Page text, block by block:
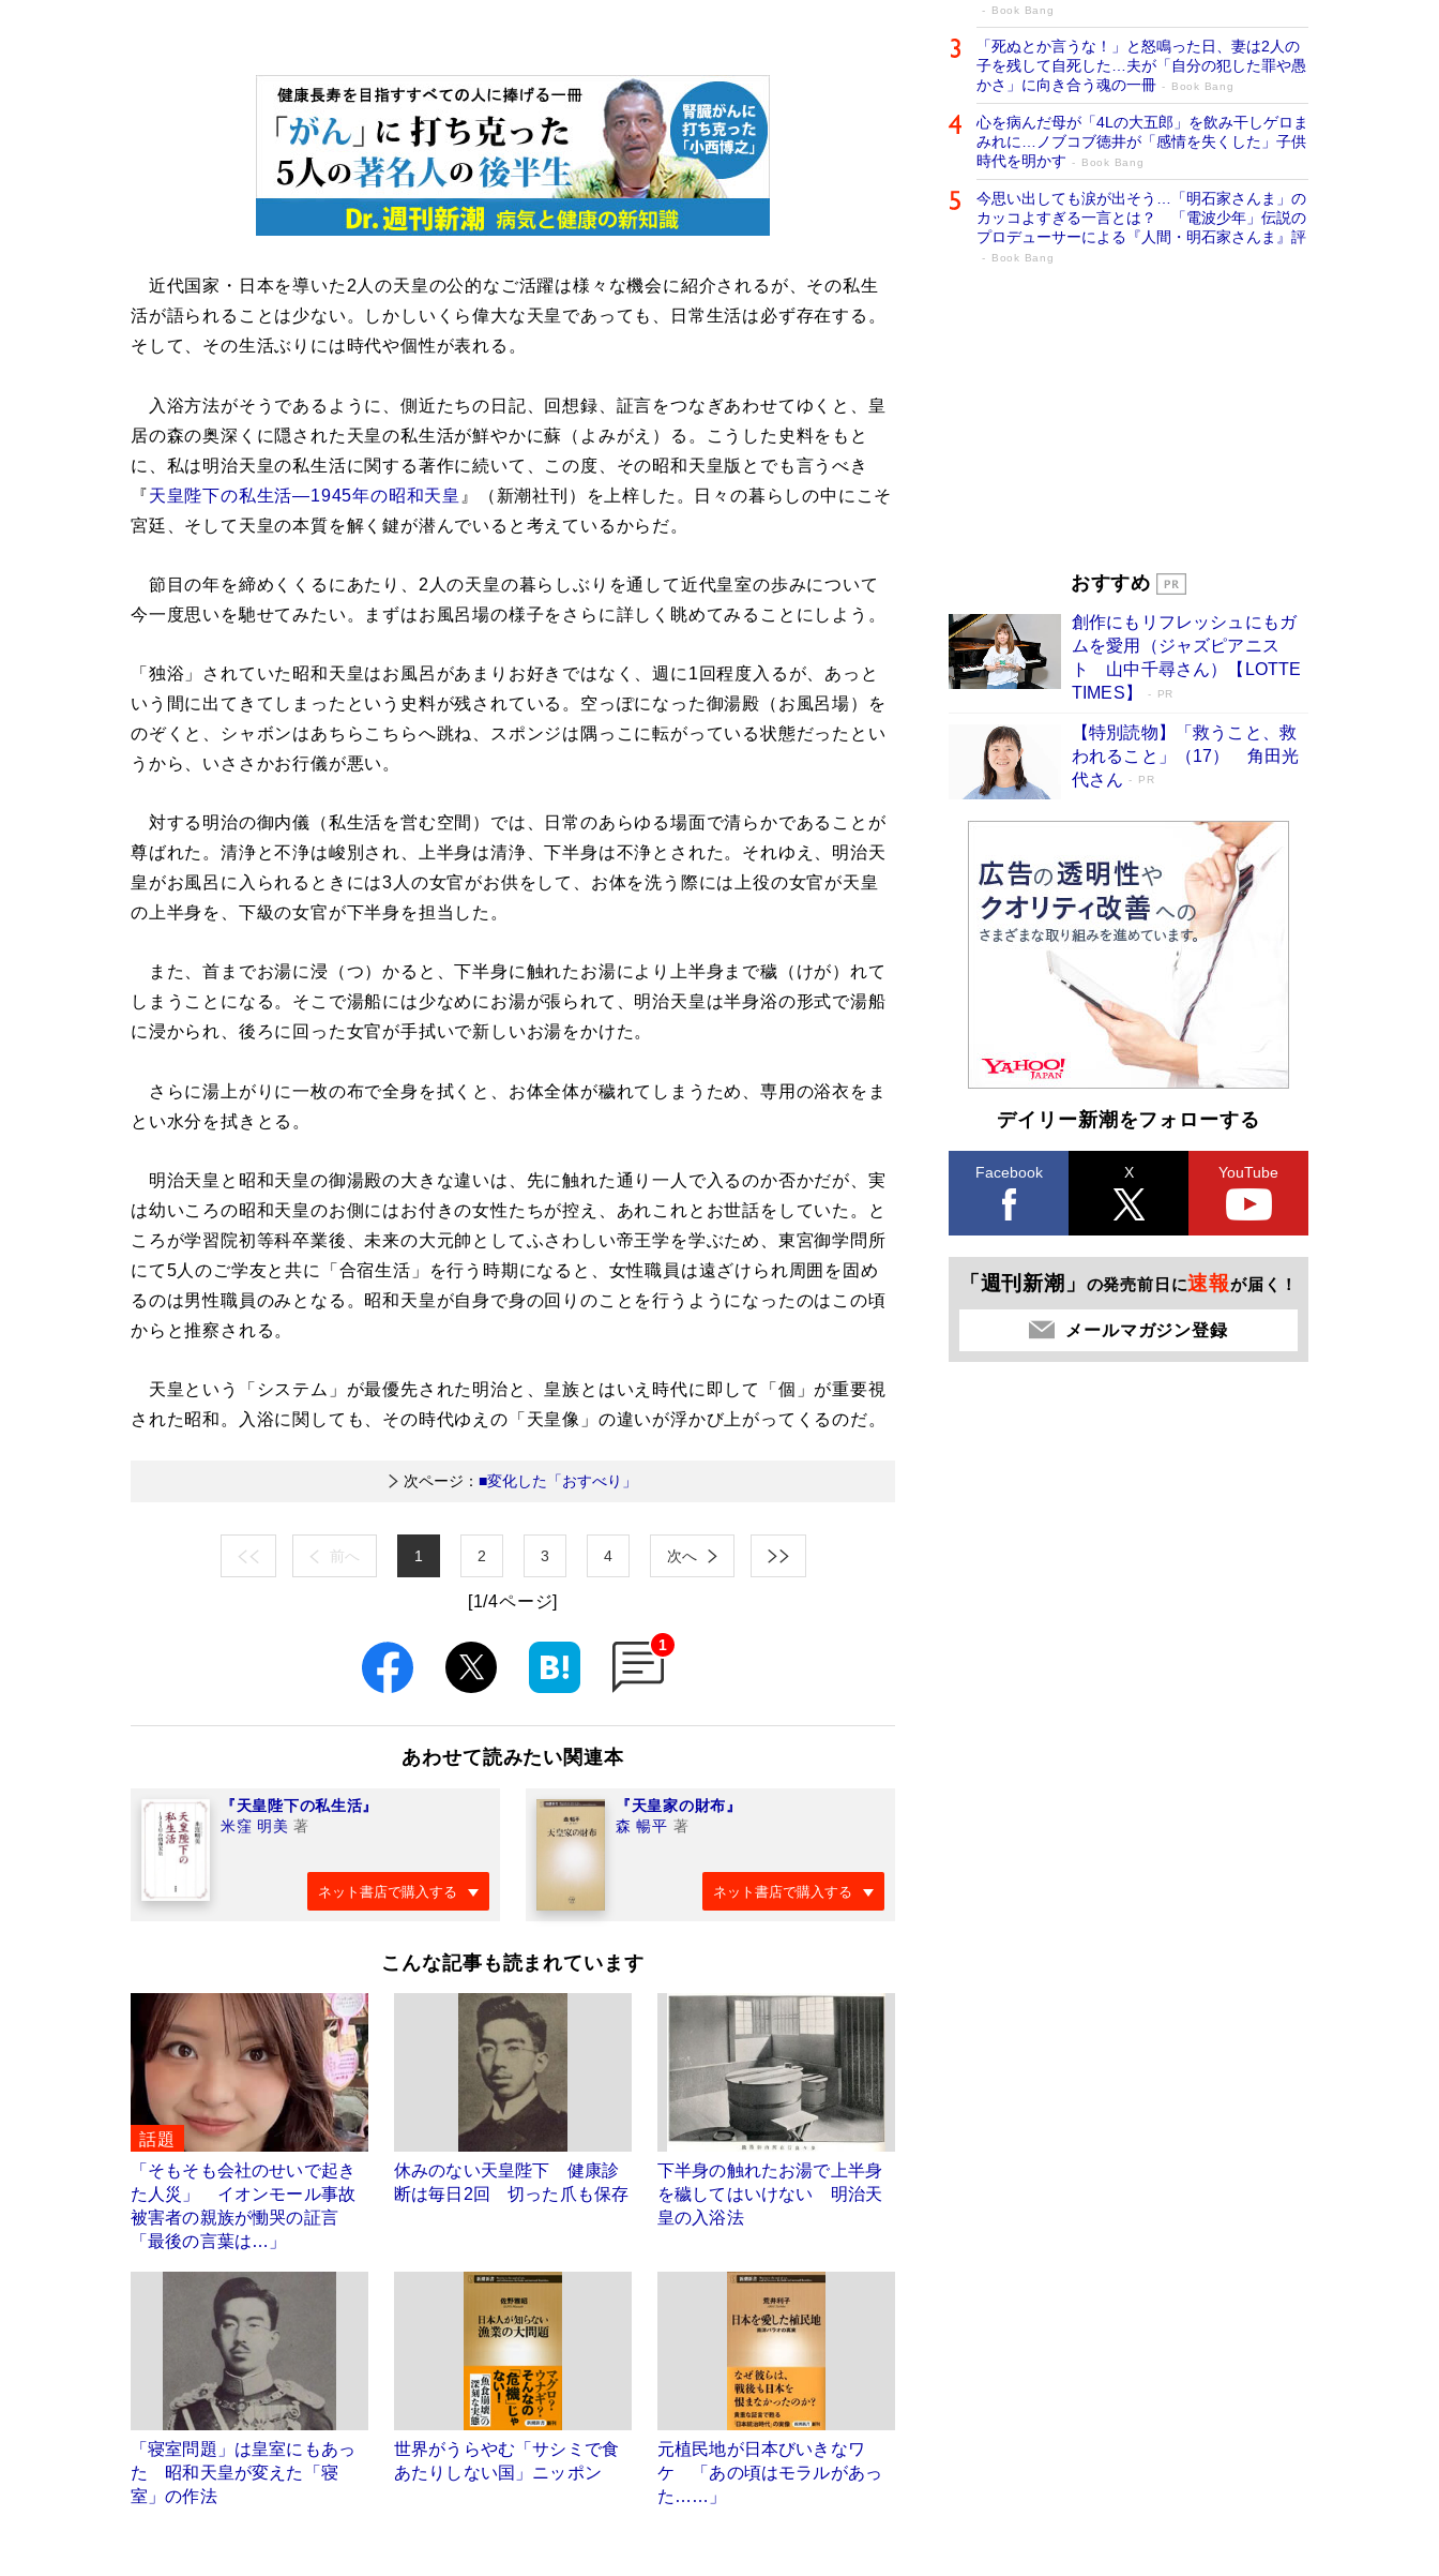
近代国家・日本を導いた2人の天皇の公的なご活躍は様々な機会に紹介されるが、その私生
活が語られることは少ない。しかしいくら偉大な天皇であっても、日常生活は必ず存在する。
そして、その生活ぶりには時代や個性が表れる。
入浴方法がそうであるように、側近たちの日記、回想録、証言をつなぎあわせてゆくと、皇
居の森の奥深くに隠された天皇の私生活が鮮やかに蘇（よみがえ）る。こうした史料をもと
に、私は明治天皇の私生活に関する著作に続いて、この度、その昭和天皇版とでも言うべき
『天皇陛下の私生活―1945年の昭和天皇 』（新潮社刊）を上梓した。日々の暮らしの中にこそ
宮廷、そして天皇の本質を解く鍵が潜んでいると考えているからだ。
節目の年を締めくくるにあたり、2人の天皇の暮らしぶりを通して近代皇室の歩みについて
今一度思いを馳せてみたい。まずはお風呂場の様子をさらに詳しく眺めてみることにしよう。
「独浴」されていた昭和天皇はお風呂があまりお好きではなく、週に1回程度入るが、あっと
いう間に出てきてしまったという史料が残されている。空っぽになった御湯殿（お風呂場）を
のぞくと、シャボンはあちらこちらへ跳ね、スポンジは隅っこに転がっている状態だったとい
うから、いささかお行儀が悪い。
対する明治の御内儀（私生活を営む空間）では、日常のあらゆる場面で清らかであることが
尊ばれた。清浄と不浄は峻別され、上半身は清浄、下半身は不浄とされた。それゆえ、明治天
皇がお風呂に入られるときには3人の女官がお供をして、お体を洗う際には上役の女官が天皇
の上半身を、下級の女官が下半身を担当した。
また、首までお湯に浸（つ）かると、下半身に触れたお湯により上半身まで穢（けが）れて
しまうことになる。そこで湯船には少なめにお湯が張られて、明治天皇は半身浴の形式で湯船
に浸かられ、後ろに回った女官が手拭いで新しいお湯をかけた。
さらに湯上がりに一枚の布で全身を拭くと、お体全体が穢れてしまうため、専用の浴衣をま
とい水分を拭きとる。
明治天皇と昭和天皇の御湯殿の大きな違いは、先に触れた通り一人で入るのか否かだが、実
は幼いころの昭和天皇のお側にはお付きの女性たちが控え、あれこれとお世話をしていた。と
ころが学習院初等科卒業後、未来の大元帥としてふさわしい帝王学を学ぶため、東宮御学問所
にて5人のご学友と共に「合宿生活」を行う時期になると、女性職員は遠ざけられ周囲を固め
るのは男性職員のみとなる。昭和天皇が自身で身の回りのことを行うようになったのはこの頃
からと推察される。
天皇という「システム」が最優先された明治と、皇族とはいえ時代に即して「個」が重要視
された昭和。入浴に関しても、その時代ゆえの「天皇像」の違いが浮かび上がってくるのだ。
次ページ： ■変化した「おすべり」
前へ 1 2 3 4 次へ
[1/4ページ]
1
あわせて読みたい関連本
『天皇陛下の私生活』
米窪 明美 著
ネット書店で購入する
『天皇家の財布』
森 暢平 著
ネット書店で購入する
こんな記事も読まれています
話題
「そもそも会社のせいで起き
た人災」 イオンモール事故
被害者の親族が慟哭の証言
「最後の言葉は…」
休みのない天皇陛下 健康診
断は毎日2回 切った爪も保存
下半身の触れたお湯で上半身
を穢してはいけない 明治天
皇の入浴法
「寝室問題」は皇室にもあっ
た 昭和天皇が変えた「寝
室」の作法
世界がうらやむ「サシミで食
あたりしない国」ニッポン
元植民地が日本びいきなワ
ケ 「あの頃はモラルがあっ
た……」
Book Bang
「死ぬとか言うな！」と怒鳴った日、妻は2人の
子を残して自死した…夫が「自分の犯した罪や愚
かさ」に向き合う魂の一冊
Book Bang
心を病んだ母が「4Lの大五郎」を飲み干しゲロま
みれに…ノブコブ徳井が「感情を失くした」子供
時代を明かす
Book Bang
今思い出しても涙が出そう…「明石家さんま」の
カッコよすぎる一言とは？ 「電波少年」伝説の
プロデューサーによる『人間・明石家さんま』評
Book Bang
皇陛下はお元気でおられるか」がサウジ国王の第
東野圭吾、伊坂幸太郎の人気シリーズ最新作どち
らも文庫化 映画化された直木賞受賞作もランク
イン［文庫ベストセラー］
Book Bang
おすすめ
創作にもリフレッシュにもガ
ムを愛用（ジャズピアニス
ト 山中千尋さん）【LOTTE
TIMES】
PR
【特別読物】「救うこと、救
われること」（17） 角田光
代さん
PR
デイリー新潮をフォローする
Facebook X YouTube
「週刊新潮」 の発売前日に速報が届く！
メールマガジン登録